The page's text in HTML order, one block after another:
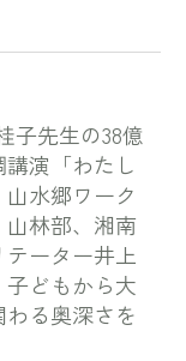
子先生の38億
演「わたし
水郷ワーク
林部、湘南
ーター井上
どもから大
る奥深さを